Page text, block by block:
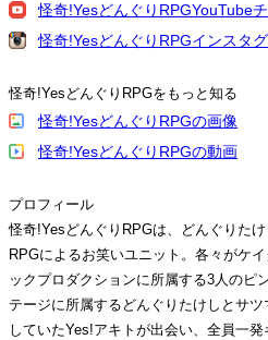
怪奇!YesどんぐりRPGYouTube
怪奇!YesどんぐりRPGインスタ
怪奇!YesどんぐりRPGをもっと知る
怪奇!YesどんぐりRPGの画像
怪奇!YesどんぐりRPGの動画
プロフィール
怪奇!YesどんぐりRPGは、どんぐりた
RPGによるお笑いユニット。各々がケ
ックプロダクションに所属する3人のピ
テージに所属するどんぐりたけしとサ
していたYes!アキトが出会い、全員一